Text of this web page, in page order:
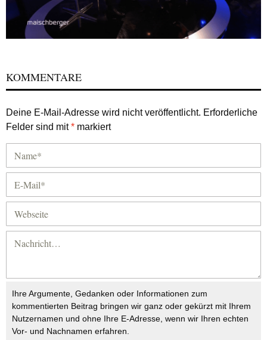
KOMMENTARE
Deine E-Mail-Adresse wird nicht veröffentlicht. Erforderliche
Felder sind mit* markiert
Ihre Argumente, Gedanken oder Informationen zum
kommentierten Beitrag bringen wir ganz oder gekürzt mit Ihrem
Nutzernamen und ohne Ihre E-Adresse, wenn wir Ihren echten
Vor- und Nachnamen erfahren.